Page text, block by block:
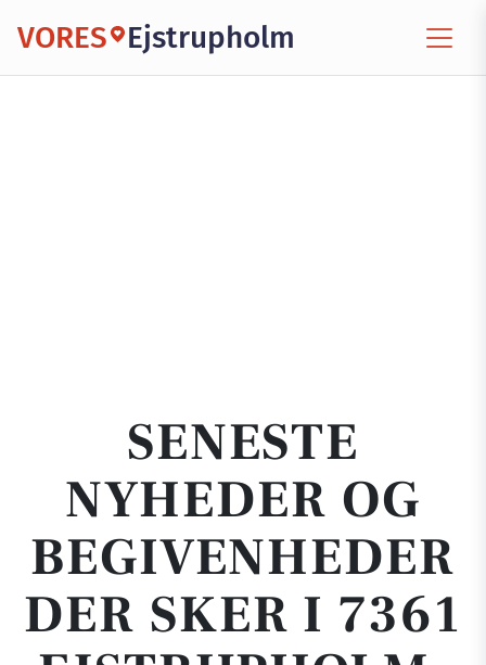
VORES Ejstrupholm
SENESTE
NYHEDER OG
BEGIVENHEDER
DER SKER I 7361